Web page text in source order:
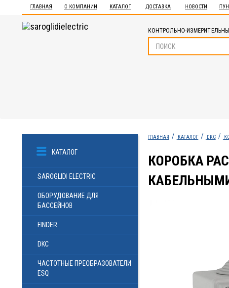
ГЛАВНАЯ О КОМПАНИИ КАТАЛОГ ДОСТАВКА НОВОСТИ
КОНТРОЛЬНО-
КАТАЛОГ
SAROGLIDI ELECTRIC
ОБОРУДОВАНИЕ ДЛЯ
БАССЕЙНОВ
FINDER
DKC
ЧАСТОТНЫЕ ПРЕОБРАЗОВАТЕЛИ
ESQ
ГЛАВНАЯ КАТАЛОГ DKC
КОРОБКА